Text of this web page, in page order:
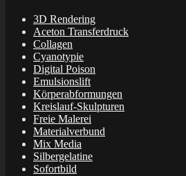
3D Rendering
Aceton Transferdruck
Collagen
Cyanotypie
Digital Poison
Emulsionslift
Körperabformungen
Kreislauf-Skulpturen
Freie Malerei
Materialverbund
Mix Media
Silbergelatine
Sofortbild